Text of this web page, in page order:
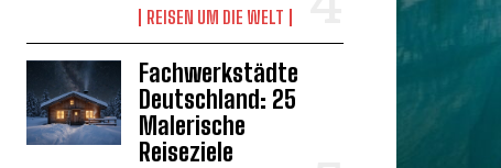
REISEN UM DIE WELT
Fachwerkstädte
Deutschland: 25
Malerische
Reiseziele